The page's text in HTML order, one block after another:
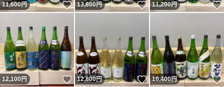
11,600円 いいね！
13,800円 いいね！
11,200円
12,100円 いいね！
12,800円 いいね！
10,400円